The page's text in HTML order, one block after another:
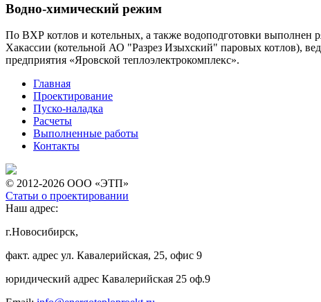
Водно-химический режим
По ВХР котлов и котельных, а также водоподготовки выполнен
Хакассии (котельной АО "Разрез Изыхский" паровых котлов),
предприятия «Яровской теплоэлектрокомплекс».
Главная
Проектирование
Пуско-наладка
Расчеты
Выполненные работы
Контакты
© 2012-2026 ООО «ЭТП»
Статьи о проектировании
Наш адрес:
г.Новосибирск,
факт. адрес ул. Кавалерийская, 25, офис 9
юридический адрес Кавалерийская 25 оф.9